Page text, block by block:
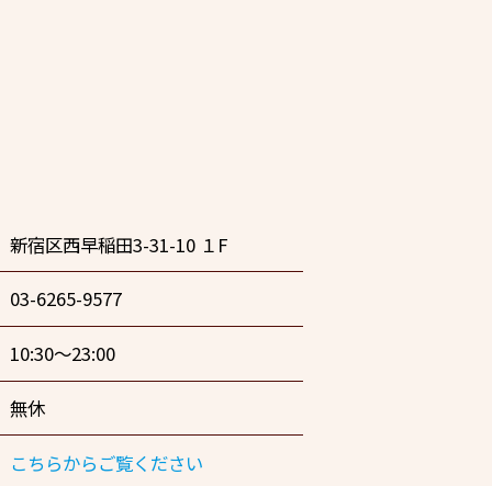
新宿区西早稲田3-31-10 １F
03-6265-9577
10:30〜23:00
無休
こちらからご覧ください